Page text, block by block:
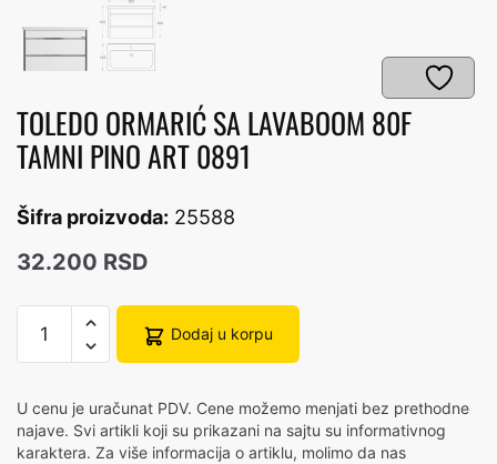
TOLEDO ORMARIĆ SA LAVABOOM 80F
TAMNI PINO ART 0891
Šifra proizvoda: 25588
32.200 RSD
U cenu je uračunat PDV. Cene možemo menjati bez prethodne
najave. Svi artikli koji su prikazani na sajtu su informativnog
karaktera. Za više informacija o artiklu, molimo da nas
ORMARIĆ
LAVABOOM
80F
TAMNI
Dodaj u korpu